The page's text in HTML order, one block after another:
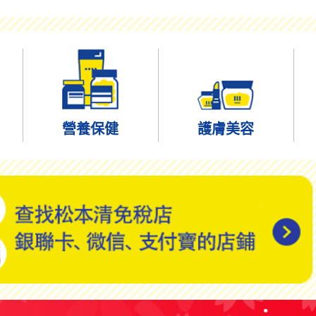
營養保健 護膚美容